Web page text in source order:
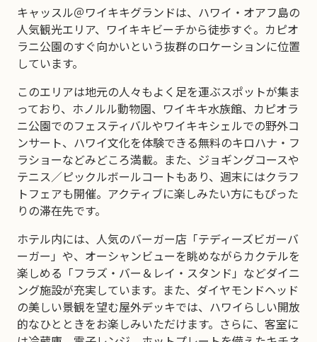
キャッスル＠ワイキキグランドは、ハワイ・オアフ島の
人気観光エリア、ワイキキビーチから徒歩すぐ。カピオ
ラニ公園のすぐ向かいという抜群のロケーションに位置
しています。
このエリアは地元の人々もよく足を運ぶスポットが集ま
っており、ホノルル動物園、ワイキキ水族館、カピオラ
ニ公園でのフェスティバルやワイキキシェルでの野外コ
ンサート、ハワイ文化を体験できる無料のキロハナ・フ
ラショーなどみどころ満載。また、ジョギングコースや
テニス／ピックルボールコートもあり、週末にはクラフ
トフェアも開催。アクティブに楽しみたい方にもぴった
りの滞在先です。
ホテル内には、人気のバーガー店「テディーズビガーバ
ーガー」や、オーシャンビューを眺めながらカクテルを
楽しめる「フラズ・バー＆レイ・スタンド」などダイニ
ング施設が充実しています。また、ダイヤモンドヘッド
の美しい景観を望む屋外デッキでは、ハワイらしい開放
的なひとときをお楽しみいただけます。さらに、客室に